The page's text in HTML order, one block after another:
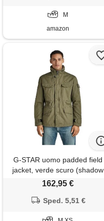
M
amazon
G-STAR uomo padded field
jacket, verde scuro (shadow
olive d21995-d191-b230), m
162,95 €
Sped. 5,51 €